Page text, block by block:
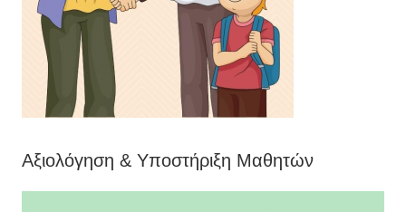
Αξιολόγηση & Υποστήριξη Μαθητών